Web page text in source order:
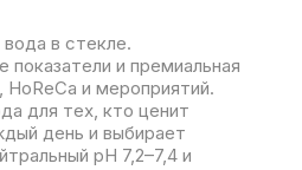
в стекле.
показатели и премиальная
и мероприятий.
для тех, кто ценит
день и выбирает
pH 7,2–7,4 и